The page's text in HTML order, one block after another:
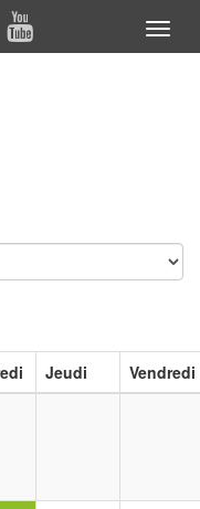
Jeudi
Vendredi